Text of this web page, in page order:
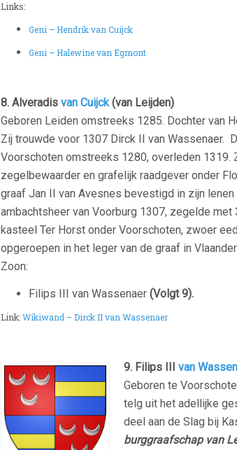
Links:
Geni – Hendrik van Cuijck
Geni – Halewine van Egmont
8. Alveradis van Cuijck(van Leijden)
Geboren Leiden omstreeks 1285. Dochter van
Zij trouwde voor 1307 Dirck II van Wassenaer.
Voorschoten omstreeks 1280, overleden 1319.
zegelbewaarder en grafelijk raadgever onder
graaf Jan II van Avesnes bevestigd in zijn
ambachtsheer van Voorburg 1307, zegelde met
kasteel Ter Horst onder Voorschoten, zwoer
opgeroepen in het leger van de graaf in
Zoon:
Filips III van Wassenaer (Volgt 9).
Link:Wikiwand – Dirck II van Wassenaer
9. Filips III van
Geboren te
telg uit het adellijke
deel aan de Slag bij
burggraafschap van